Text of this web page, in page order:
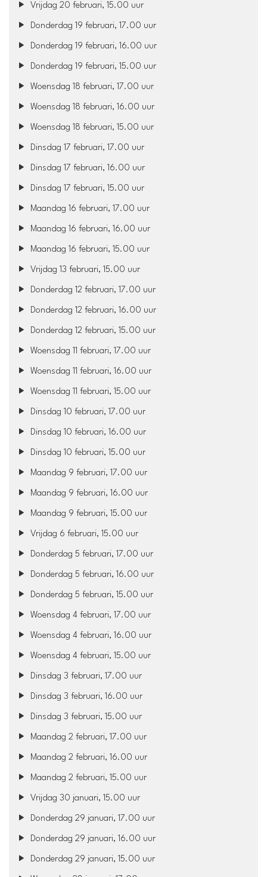
Vrijdag 20 februari, 15.00 uur
Donderdag 19 februari, 17.00 uur
Donderdag 19 februari, 16.00 uur
Donderdag 19 februari, 15.00 uur
Woensdag 18 februari, 17.00 uur
Woensdag 18 februari, 16.00 uur
Woensdag 18 februari, 15.00 uur
Dinsdag 17 februari, 17.00 uur
Dinsdag 17 februari, 16.00 uur
Dinsdag 17 februari, 15.00 uur
Maandag 16 februari, 17.00 uur
Maandag 16 februari, 16.00 uur
Maandag 16 februari, 15.00 uur
Vrijdag 13 februari, 15.00 uur
Donderdag 12 februari, 17.00 uur
Donderdag 12 februari, 16.00 uur
Donderdag 12 februari, 15.00 uur
Woensdag 11 februari, 17.00 uur
Woensdag 11 februari, 16.00 uur
Woensdag 11 februari, 15.00 uur
Dinsdag 10 februari, 17.00 uur
Dinsdag 10 februari, 16.00 uur
Dinsdag 10 februari, 15.00 uur
Maandag 9 februari, 17.00 uur
Maandag 9 februari, 16.00 uur
Maandag 9 februari, 15.00 uur
Vrijdag 6 februari, 15.00 uur
Donderdag 5 februari, 17.00 uur
Donderdag 5 februari, 16.00 uur
Donderdag 5 februari, 15.00 uur
Woensdag 4 februari, 17.00 uur
Woensdag 4 februari, 16.00 uur
Woensdag 4 februari, 15.00 uur
Dinsdag 3 februari, 17.00 uur
Dinsdag 3 februari, 16.00 uur
Dinsdag 3 februari, 15.00 uur
Maandag 2 februari, 17.00 uur
Maandag 2 februari, 16.00 uur
Maandag 2 februari, 15.00 uur
Vrijdag 30 januari, 15.00 uur
Donderdag 29 januari, 17.00 uur
Donderdag 29 januari, 16.00 uur
Donderdag 29 januari, 15.00 uur